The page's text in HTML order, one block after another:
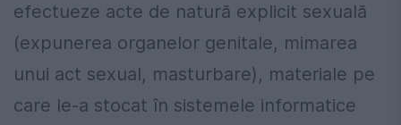
efectueze acte de natură explicit sexuală
(expunerea organelor genitale, mimarea
unui act sexual, masturbare), materiale pe
care le-a stocat în sistemele informatice